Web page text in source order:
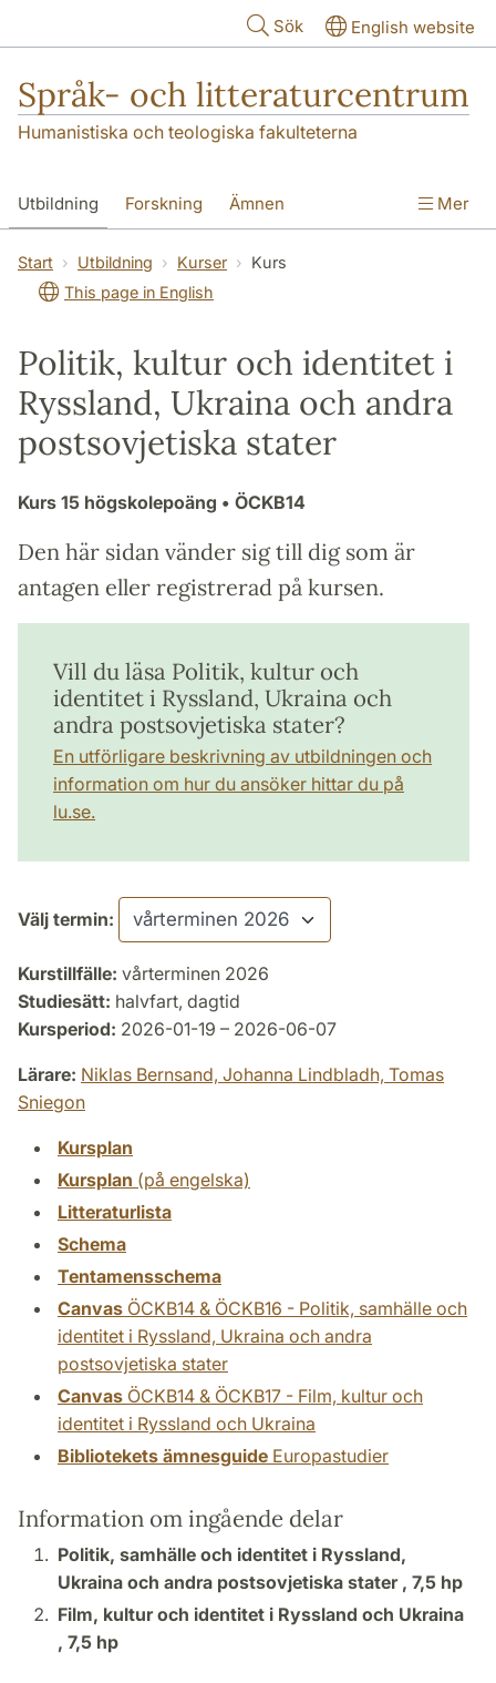
Sök English website
Språk- och litteraturcentrum
Humanistiska och teologiska fakulteterna
Utbildning Forskning Ämnen
SOL-husen Kontakt Institutionen
översättning till svenska
Mer
Start Utbildning Kurser
Kurs
This page in English
Politik, kultur och identitet i
Ryssland, Ukraina och andra
postsovjetiska stater
Kurs 15 högskolepoäng • ÖCKB14
Den här sidan vänder sig till dig som är
antagen eller registrerad på kursen.
Vill du läsa Politik, kultur och
identitet i Ryssland, Ukraina och
andra postsovjetiska stater?
En utförligare beskrivning av utbildningen och
information om hur du ansöker hittar du på
lu.se.
Välj termin:
Kurstillfälle: vårterminen 2026
Studiesätt: halvfart, dagtid
Kursperiod: 2026-01-19 – 2026-06-07
Lärare: Niklas Bernsand, Johanna Lindbladh, Tomas
Sniegon
Kursplan
Kursplan (på engelska)
Litteraturlista
Schema
Tentamensschema
Canvas ÖCKB14 & ÖCKB16 - Politik, samhälle och
identitet i Ryssland, Ukraina och andra
postsovjetiska stater
Canvas ÖCKB14 & ÖCKB17 - Film, kultur och
identitet i Ryssland och Ukraina
Bibliotekets ämnesguide Europastudier
Information om ingående delar
Politik, samhälle och identitet i Ryssland,
Ukraina och andra postsovjetiska stater , 7,5 hp
Film, kultur och identitet i Ryssland och Ukraina
, 7,5 hp